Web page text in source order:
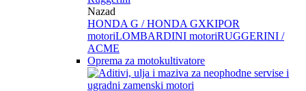
Nazad
HONDA G / HONDA GXKIPOR
motoriLOMBARDINI motoriRUGGERINI /
ACME
Oprema za motokultivatore